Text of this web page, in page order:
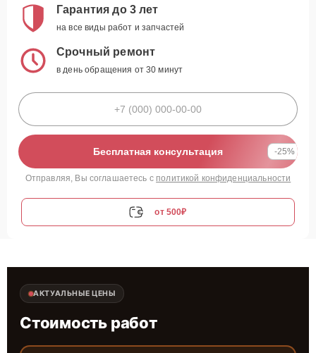
Гарантия до 3 лет
на все виды работ и запчастей
Срочный ремонт
в день обращения от 30 минут
Бесплатная консультация -25%
Отправляя, Вы соглашаетесь с политикой конфиденциальности
от 500₽
АКТУАЛЬНЫЕ ЦЕНЫ
Стоимость работ